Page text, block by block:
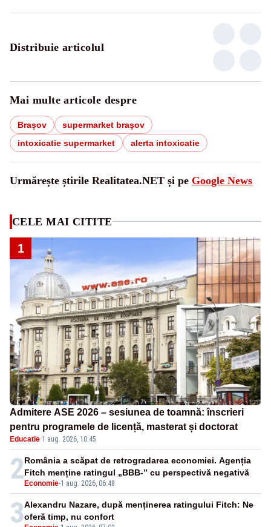
Distribuie articolul
Mai multe articole despre
Brașov
supermarket braşov
intoxicatie supermarket
alerta intoxicatie
Urmărește știrile Realitatea.NET și pe Google News
CELE MAI CITITE
1
Admitere ASE 2026 – sesiunea de toamnă: înscrieri
pentru programele de licență, masterat și doctorat
Educatie·1 aug. 2026, 10:45
2 Economie-1 aug. 2026, 06:48
România a scăpat de retrogradarea economiei. Agenția
Fitch menține ratingul „BBB-” cu perspectivă negativă
3Alexandru Nazare, după menținerea ratingului Fitch: Ne
oferă timp, nu confort